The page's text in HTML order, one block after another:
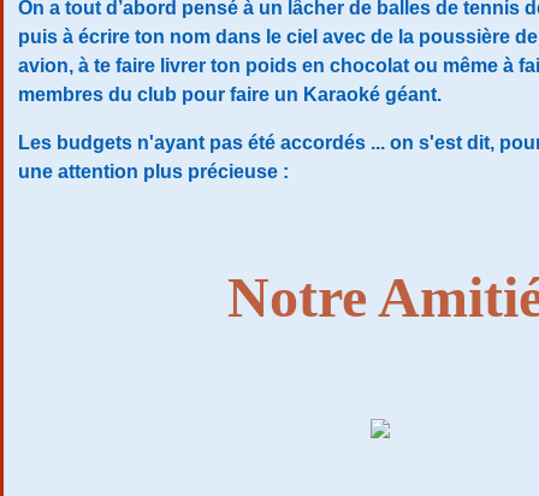
On a tout d’abord pensé à un lâcher de balles de tennis
puis à écrire ton nom dans le ciel avec de la poussière
avion, à te faire livrer ton poids en chocolat ou même à
membres du club pour faire un Karaoké géant.
Les budgets n'ayant pas été accordés ... on s'est dit,
une attention plus précieuse :
Notre